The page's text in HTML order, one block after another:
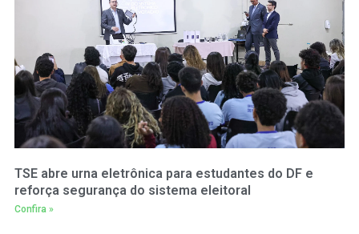
TSE abre urna eletrônica para estudantes do DF e
reforça segurança do sistema eleitoral
Confira »